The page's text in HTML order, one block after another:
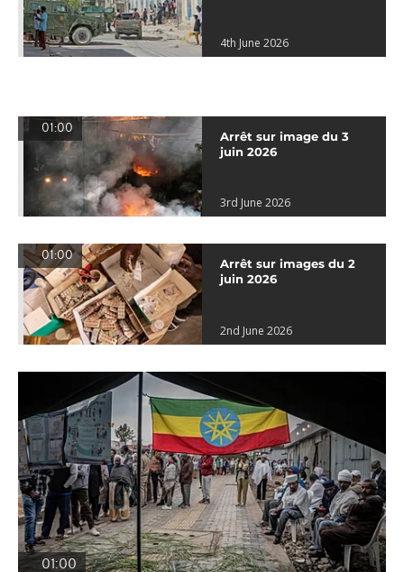
4th June 2026
01:00
Arrêt sur image du 3
juin 2026
3rd June 2026
01:00
Arrêt sur images du 2
juin 2026
2nd June 2026
01:00